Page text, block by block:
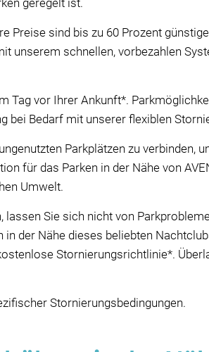
geregelt ist.
Preise sind bis zu 60 Prozent
unserem schnellen, vorbezahlen
Tag vor Ihrer Ankunft*.
bei Bedarf mit unserer flexiblen
Parkplätzen zu verbinden,
für das Parken in der Nähe von
Umwelt.
lassen Sie sich nicht von
der Nähe dieses beliebten
Stornierungsrichtlinie*.
Stornierungsbedingungen.